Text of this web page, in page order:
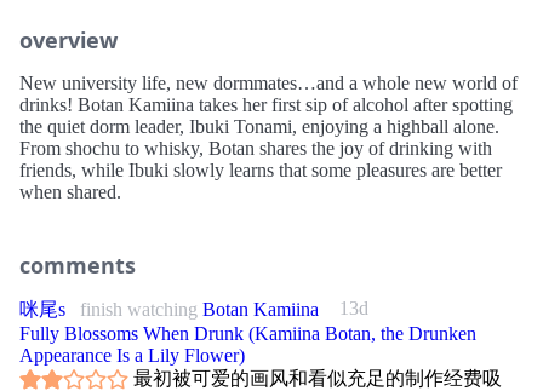
overview
New university life, new dormmates…and a whole new world of
drinks! Botan Kamiina takes her first sip of alcohol after spotting
the quiet dorm leader, Ibuki Tonami, enjoying a highball alone.
From shochu to whisky, Botan shares the joy of drinking with
friends, while Ibuki slowly learns that some pleasures are better
when shared.
comments
13d
咪尾s finish watching Botan Kamiina
Fully Blossoms When Drunk (Kamiina Botan, the Drunken
Appearance Is a Lily Flower)
最初被可爱的画风和看似充足的制作经费吸